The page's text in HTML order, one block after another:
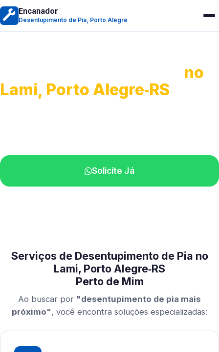
Encanador
Desentupimento de Pia, Porto Alegre
no
Lami, Porto Alegre‑RS
Solicite Já
Serviços de Desentupimento de Pia no
Lami, Porto Alegre‑RS
Perto de Mim
Ao buscar por "desentupimento de pia mais
próximo", você encontra soluções especializadas: